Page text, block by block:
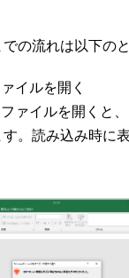
の流れは以下のと
イルを開く
ァイルを開くと
す。読み込み時に